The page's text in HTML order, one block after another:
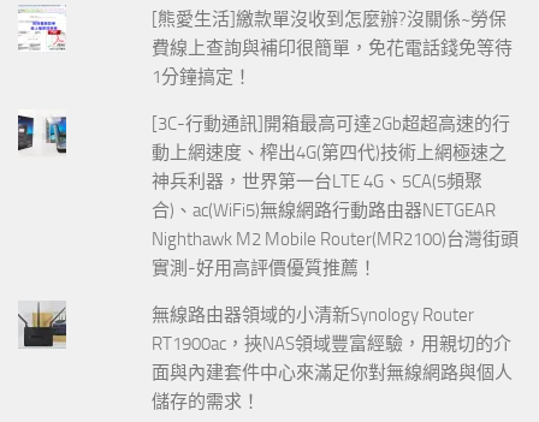
[熊愛生活]繳款單沒收到怎麼辦?沒關係~勞保
費線上查詢與補印很簡單，免花電話錢免等待
1分鐘搞定！
[3C-行動通訊]開箱最高可達2Gb超超高速的行
動上網速度、榨出4G(第四代)技術上網極速之
神兵利器，世界第一台LTE 4G、5CA(5頻聚
合)、ac(WiFi5)無線網路行動路由器NETGEAR
Nighthawk M2 Mobile Router(MR2100)台灣街頭
實測-好用高評價優質推薦！
無線路由器領域的小清新Synology Router
RT1900ac，挾NAS領域豐富經驗，用親切的介
面與內建套件中心來滿足你對無線網路與個人
儲存的需求！